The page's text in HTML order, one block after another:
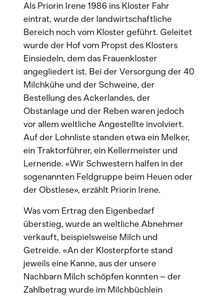
Als Priorin Irene 1986 ins Kloster Fahr
eintrat, wurde der landwirtschaftliche
Bereich noch vom Kloster geführt. Geleitet
wurde der Hof vom Propst des Klosters
Einsiedeln, dem das Frauenkloster
angegliedert ist. Bei der Versorgung der 40
Milchkühe und der Schweine, der
Bestellung des Ackerlandes, der
Obstanlage und der Reben waren jedoch
vor allem weltliche Angestellte involviert.
Auf der Lohnliste standen etwa ein Melker,
ein Traktorführer, ein Kellermeister und
Lernende. «Wir Schwestern halfen in der
sogenannten Feldgruppe beim Heuen oder
der Obstlese», erzählt Priorin Irene.
Was vom Ertrag den Eigenbedarf
überstieg, wurde an weltliche Abnehmer
verkauft, beispielsweise Milch und
Getreide. «An der Klosterpforte stand
jeweils eine Kanne, aus der unsere
Nachbarn Milch schöpfen konnten – der
Zahlbetrag wurde im Milchbüchlein